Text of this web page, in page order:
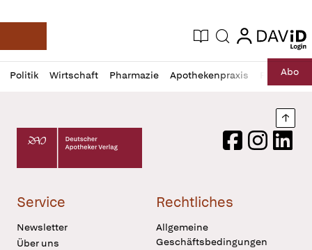
Deutsche Apotheker Zeitung
Aktuelle Ausgabe
Suche login
login
Politik Wirtschaft Pharmazie Apothekenpraxis RechtAbo
Profil
öffnen
Daz
Pur
Deutscher Apotheker Verlag Logo
FacebookInstagram
Service
Newsletter
Über uns
Rechtliches
Allgemeine
Geschäftsbedingungen